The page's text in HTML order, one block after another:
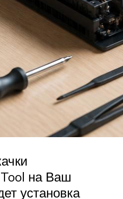
на Ваш
установка